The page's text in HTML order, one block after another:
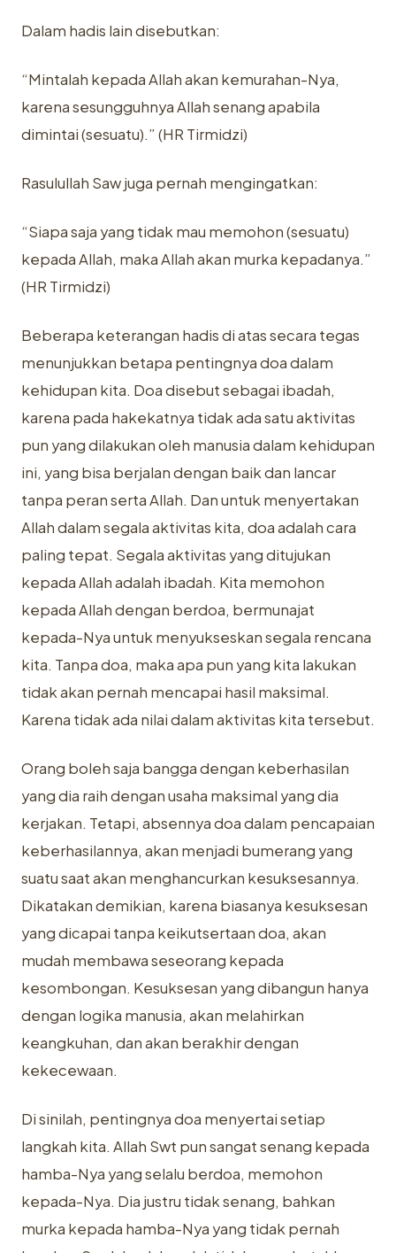
Dalam hadis lain disebutkan:
“Mintalah kepada Allah akan kemurahan-Nya,
karena sesungguhnya Allah senang apabila
dimintai (sesuatu).” (HR Tirmidzi)
Rasulullah Saw juga pernah mengingatkan:
“Siapa saja yang tidak mau memohon (sesuatu)
kepada Allah, maka Allah akan murka kepadanya.”
(HR Tirmidzi)
Beberapa keterangan hadis di atas secara tegas
menunjukkan betapa pentingnya doa dalam
kehidupan kita. Doa disebut sebagai ibadah,
karena pada hakekatnya tidak ada satu aktivitas
pun yang dilakukan oleh manusia dalam kehidupan
ini, yang bisa berjalan dengan baik dan lancar
tanpa peran serta Allah. Dan untuk menyertakan
Allah dalam segala aktivitas kita, doa adalah cara
paling tepat. Segala aktivitas yang ditujukan
kepada Allah adalah ibadah. Kita memohon
kepada Allah dengan berdoa, bermunajat
kepada-Nya untuk menyukseskan segala rencana
kita. Tanpa doa, maka apa pun yang kita lakukan
tidak akan pernah mencapai hasil maksimal.
Karena tidak ada nilai dalam aktivitas kita tersebut.
Orang boleh saja bangga dengan keberhasilan
yang dia raih dengan usaha maksimal yang dia
kerjakan. Tetapi, absennya doa dalam pencapaian
keberhasilannya, akan menjadi bumerang yang
suatu saat akan menghancurkan kesuksesannya.
Dikatakan demikian, karena biasanya kesuksesan
yang dicapai tanpa keikutsertaan doa, akan
mudah membawa seseorang kepada
kesombongan. Kesuksesan yang dibangun hanya
dengan logika manusia, akan melahirkan
keangkuhan, dan akan berakhir dengan
kekecewaan.
Di sinilah, pentingnya doa menyertai setiap
langkah kita. Allah Swt pun sangat senang kepada
hamba-Nya yang selalu berdoa, memohon
kepada-Nya. Dia justru tidak senang, bahkan
murka kepada hamba-Nya yang tidak pernah